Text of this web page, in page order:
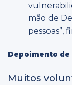
mão de
pessoas”,
Depoimento de
Muitos